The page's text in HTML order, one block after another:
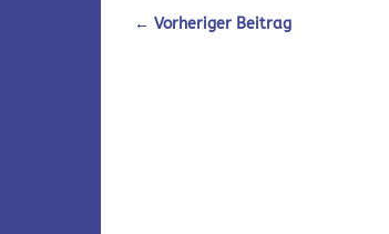
← Vorheriger Beitrag